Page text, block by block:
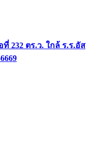
232 ตร.ว. ใกล้ ร.ร.อัส